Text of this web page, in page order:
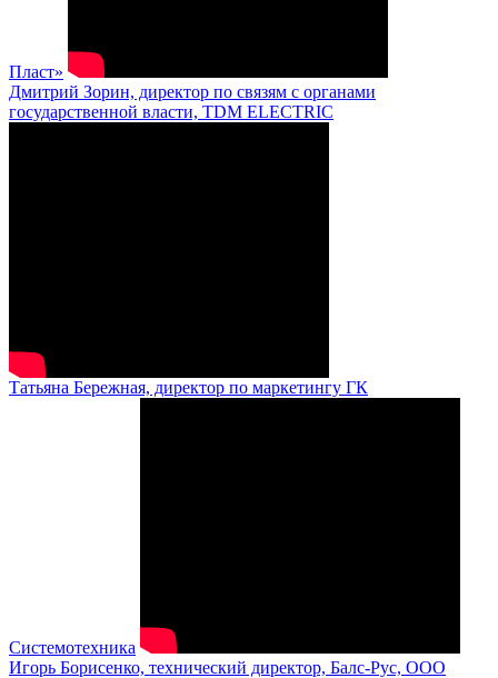
Пласт»
Дмитрий Зорин, директор по связям с органами
государственной власти, TDM ELECTRIC
Татьяна Бережная, директор по маркетингу ГК
Системотехника
Игорь Борисенко, технический директор, Балс-Рус, ООО